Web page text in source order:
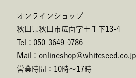
オンラインショップ
秋田県秋田市広面字土手下13-4
Tel：050-3649-0786
Mail：onlineshop@whiteseed.co.jp
営業時間：10時～17時